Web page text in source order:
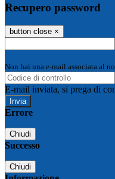
Recupero password
button close ×
Non hai una e-mail associata al
E-mail inviata, si prega di
Errore
Chiudi
Successo
Chiudi